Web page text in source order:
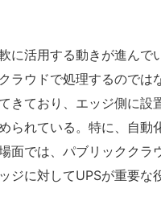
活用する動きが進んで
ラウドで処理するのでは
きており、エッジ側に設
られている。特に、自動
面では、パブリッククラ
ジに対してUPSが重要な